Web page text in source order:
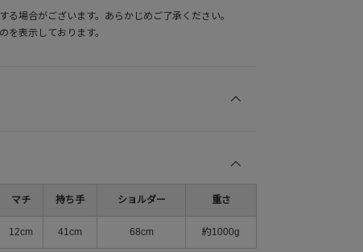
場合がございます。あらかじめご了承ください。
を表示しております。
マチ 持ち手 ショルダー 重さ
12cm 41cm 68cm 約1000g